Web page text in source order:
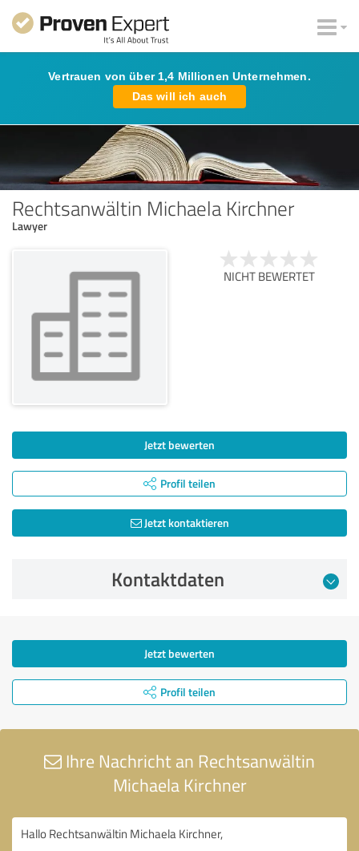
Vertrauen von über 1,4 Millionen Unternehmen.
Das will ich auch
Rechtsanwältin Michaela Kirchner
Lawyer
NICHT BEWERTET
Jetzt bewerten
Profil teilen
Jetzt kontaktieren
Kontaktdaten
Jetzt bewerten
Profil teilen
Ihre Nachricht an Rechtsanwältin
Michaela Kirchner